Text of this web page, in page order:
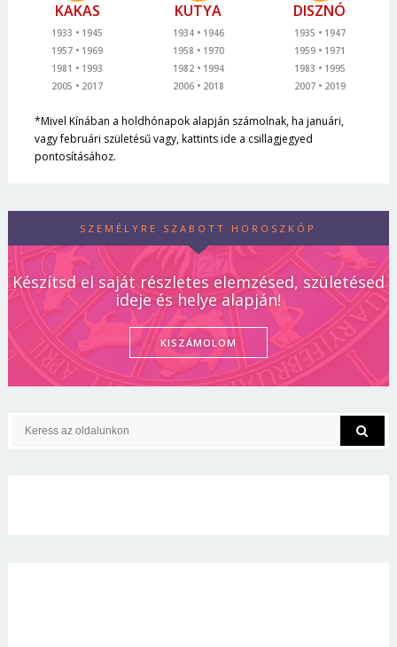
KAKAS
1933
1945
1957
1969
1981
1993
2005
2017
KUTYA
1934
1946
1958
1970
1982
1994
2006
2018
DISZNÓ
1935
1947
1959
1971
1983
1995
2007
2019
*Mivel Kínában a holdhónapok alapján számolnak, ha januári,
vagy februári születésű vagy, kattints ide a csillagjegyed
pontosításához.
SZEMÉLYRE SZABOTT HOROSZKÓP
Készítsd el saját részletes elemzésed, születésed
ideje és helye alapján!
KISZÁMOLOM